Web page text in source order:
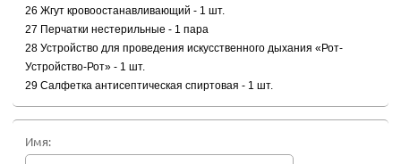
26 Жгут кровоостанавливающий - 1 шт.
27 Перчатки нестерильные - 1 пара
28 Устройство для проведения искусственного дыхания «Рот-
Устройство-Рот» - 1 шт.
29 Салфетка антисептическая спиртовая - 1 шт.
Имя: